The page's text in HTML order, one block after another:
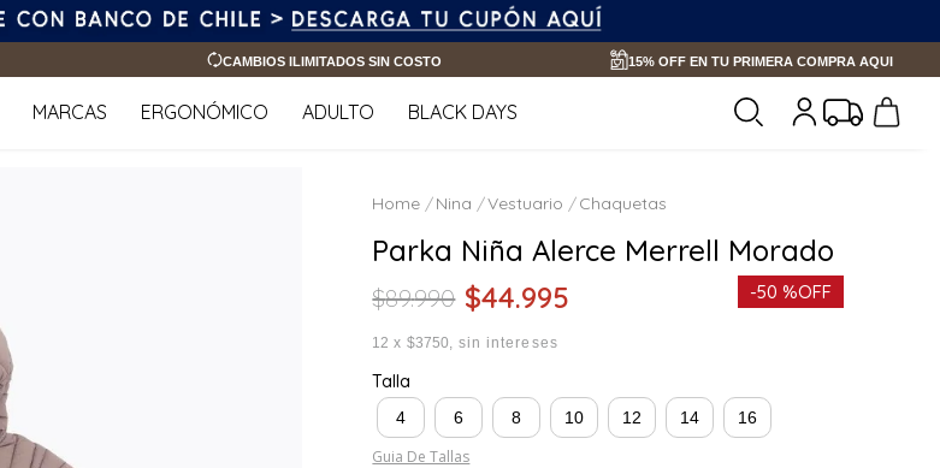
CAMBIOS ILIMITADOS SIN COSTO 15% OFF EN TU PRIMERA COMPRA AQUI
MARCAS ERGONÓMICO ADULTO BLACK DAYS
Nina Vestuario Chaquetas
Parka Niña Alerce Merrell Morado
$89.990 $44.995
12 x $3750 sin intereses
-50 %OFF
Talla
4 6 8 10 12 14 16
Guia De Tallas